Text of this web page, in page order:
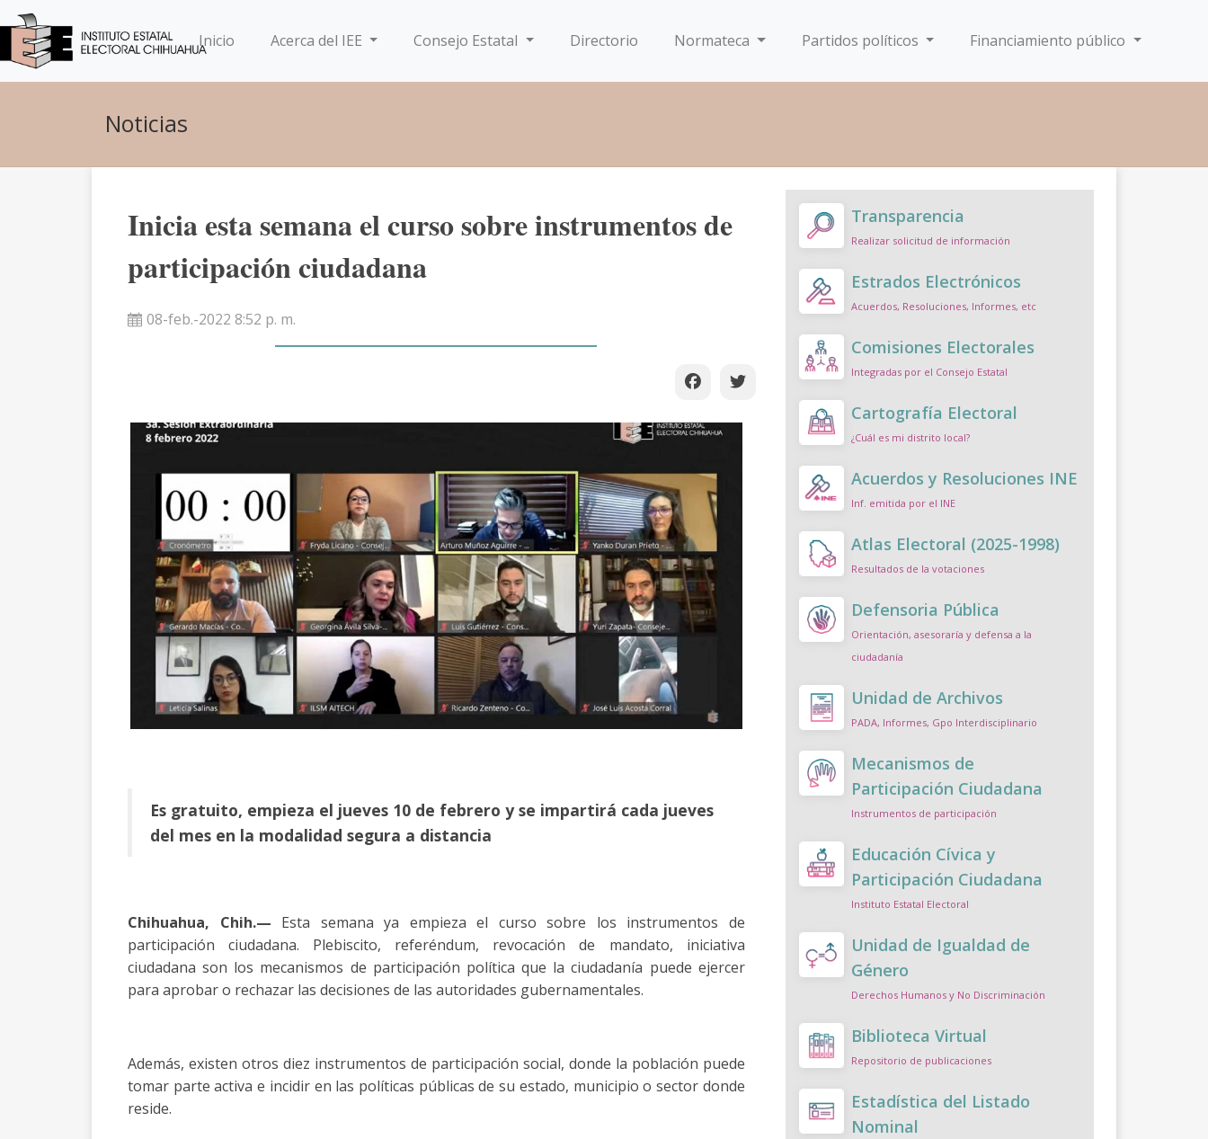
Inicio(current)Acerca del IEE Consejo Estatal Directorio Normateca Partidos políticos Financiamiento público
Noticias
Inicia esta semana el curso sobre instrumentos de
participación ciudadana
08-feb.-2022 8:52 p. m.
Es gratuito, empieza el jueves 10 de febrero y se impartirá cada jueves
del mes en la modalidad segura a distancia
Chihuahua, Chih.— Esta semana ya empieza el curso sobre los instrumentos de
participación ciudadana. Plebiscito, referéndum, revocación de mandato, iniciativa
ciudadana son los mecanismos de participación política que la ciudadanía puede ejercer
para aprobar o rechazar las decisiones de las autoridades gubernamentales.
Además, existen otros diez instrumentos de participación social, donde la población puede
tomar parte activa e incidir en las políticas públicas de su estado, municipio o sector donde
reside.
Transparencia
Realizar solicitud de información
Estrados Electrónicos
Acuerdos, Resoluciones, Informes, etc
Comisiones Electorales
Integradas por el Consejo Estatal
Cartografía Electoral
¿Cuál es mi distrito local?
Acuerdos y Resoluciones INE
Inf. emitida por el INE
Atlas Electoral (2025-1998)
Resultados de la votaciones
Defensoria Pública
Orientación, asesoraría y defensa a la
ciudadanía
Unidad de Archivos
PADA, Informes, Gpo Interdisciplinario
Mecanismos de
Participación Ciudadana
Instrumentos de participación
Educación Cívica y
Participación Ciudadana
Instituto Estatal Electoral
Unidad de Igualdad de
Género
Derechos Humanos y No Discriminación
Biblioteca Virtual
Repositorio de publicaciones
Estadística del Listado
Nominal